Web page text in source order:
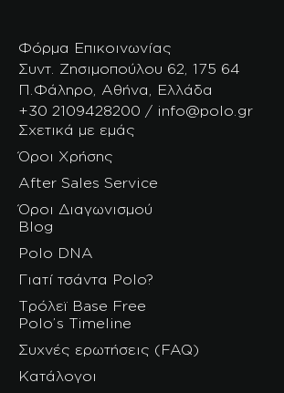
Φόρμα Επικοινωνίας
Συντ. Ζησιμοπούλου 62, 175 64
Π.Φάληρο, Αθήνα, Ελλάδα
+30 2109428200 / info@polo.gr
Σχετικά με εμάς
Όροι Χρήσης
After Sales Service
Όροι Διαγωνισμού
Blog
Polo DNA
Γιατί τσάντα Polo?
Τρόλεϊ Base Free
Polo’s Timeline
Συχνές ερωτήσεις (FAQ)
Κατάλογοι